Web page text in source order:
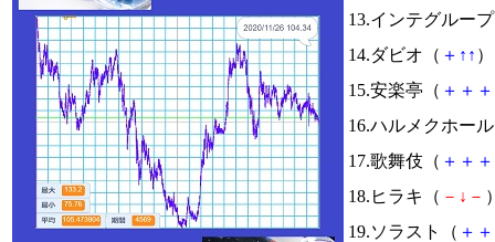
13.インテグルー
14.ダビオ（ ＋ ↑ ↑
15.安楽亭（ ＋ ＋ ＋
16.ハルメクホー
17.歌舞伎（ ＋ ＋ ＋
18.ヒラキ（ － ↓ －
19.ソラスト（ ＋ ＋